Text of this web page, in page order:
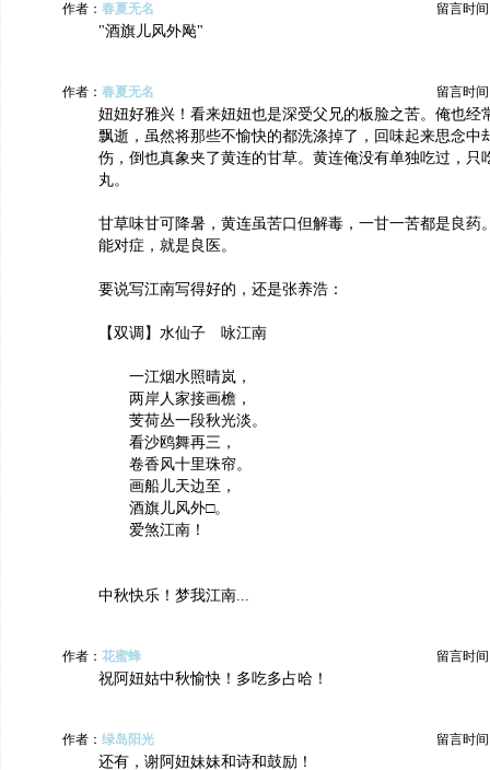
作者： 春夏无名 留言时间
"酒旗儿风外飐"
作者： 春夏无名 留言时间
妞妞好雅兴！看来妞妞也是深受父兄的板脸之苦。俺也经
飘逝，虽然将那些不愉快的都洗涤掉了，回味起来思念中
伤，倒也真象夹了黄连的甘草。黄连俺没有单独吃过，只
丸。
甘草味甘可降暑，黄连虽苦口但解毒，一甘一苦都是良药
能对症，就是良医。
要说写江南写得好的，还是张养浩：
【双调】水仙子 咏江南
一江烟水照晴岚，
两岸人家接画檐，
芰荷丛一段秋光淡。
看沙鸥舞再三，
卷香风十里珠帘。
画船儿天边至，
酒旗儿风外□。
爱煞江南！
中秋快乐！梦我江南...
作者： 花蜜蜂 留言时间
祝阿妞姑中秋愉快！多吃多占哈！
作者： 绿岛阳光 留言时间
还有，谢阿妞妹妹和诗和鼓励！